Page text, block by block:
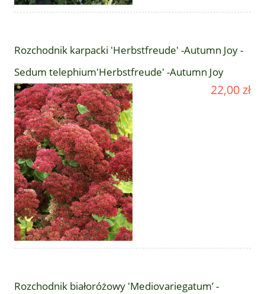
Rozchodnik karpacki 'Herbstfreude' -Autumn Joy -
Sedum telephium'Herbstfreude' -Autumn Joy
22,00 zł
Rozchodnik białoróżowy 'Mediovariegatum’ -